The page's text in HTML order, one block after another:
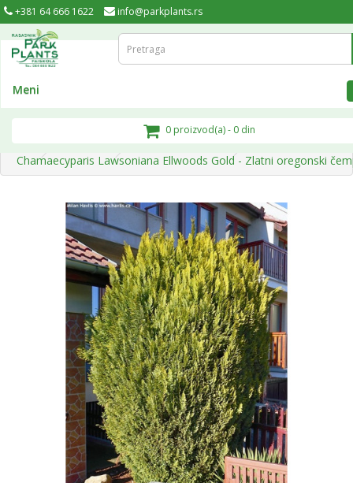
+381 64 666 1622 info@parkplants.rs
Meni
0 proizvod(a) - 0 din
Zimzelene biljke
Chamaecyparis Lawsoniana Ellwoods Gold - Zlatni oregonski